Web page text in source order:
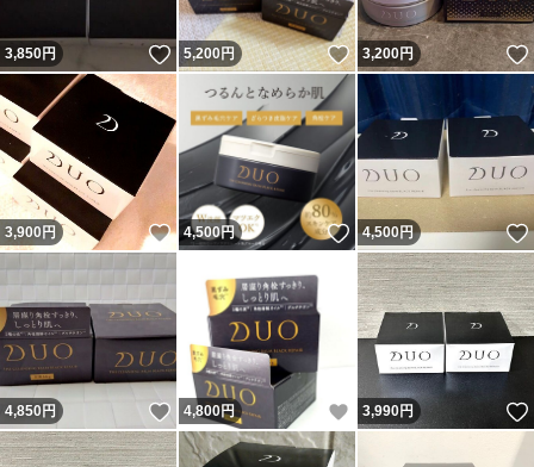
3,850円 いいね！
5,200円 いいね！
3,200円
3,900 円 いいね！
4,500円 いいね！
4,500円
4,850円 いいね！
4,800円 いいね！
3,990円